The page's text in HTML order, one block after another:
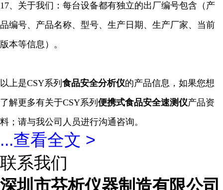
17、关于我们：每台设备都有独立的出厂编号包含（产
品编号、产品名称、型号、生产日期、生产厂家、当前
版本等信息）。
以上是CSY系列 食品安全分析仪的产品信息，如果您想
了解更多有关于CSY系列 便携式食品安全速测仪产品资
料；请与我公司人员进行沟通咨询。
...查看全文 >
联系我们
深圳市芬析仪器制造有限公司